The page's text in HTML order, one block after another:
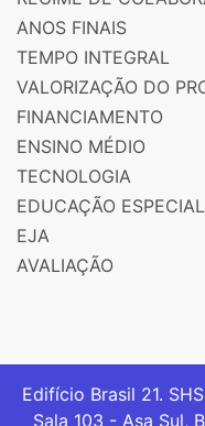
ANOS FINAIS
TEMPO INTEGRAL
VALORIZAÇÃO DO
FINANCIAMENTO
ENSINO MÉDIO
TECNOLOGIA
EDUCAÇÃO ESPECIAL
EJA
AVALIAÇÃO
Edifício Brasil 21.
Sala 103 - Asa Sul,